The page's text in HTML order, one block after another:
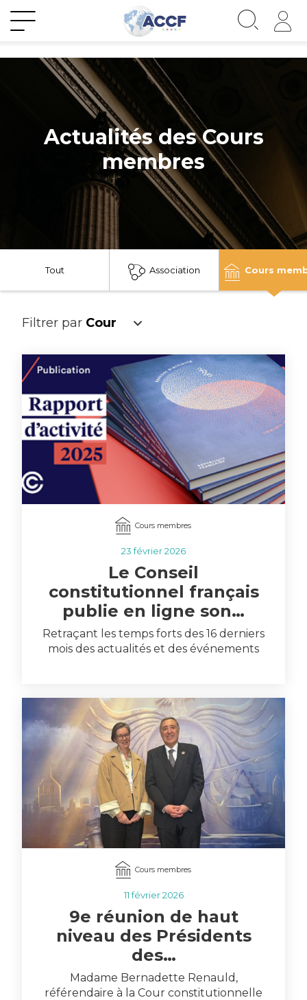
Actualités des Cours
membres
Tout Association Cours
Filtrer par
Cours membres
23 février 2026
Le Conseil
constitutionnel français
publie en ligne son…
Retraçant les temps forts des 16 derniers
mois des actualités et des événements
Cours membres
11 février 2026
9e réunion de haut
niveau des Présidents
des…
Madame Bernadette Renauld,
référendaire à la Cour constitutionnelle